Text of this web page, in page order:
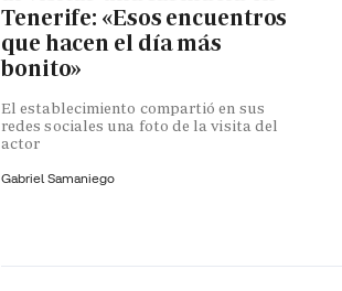
Tenerife: «Esos encuentros
que hacen el día más
bonito»
El establecimiento compartió en sus
redes sociales una foto de la visita del
actor
Gabriel Samaniego